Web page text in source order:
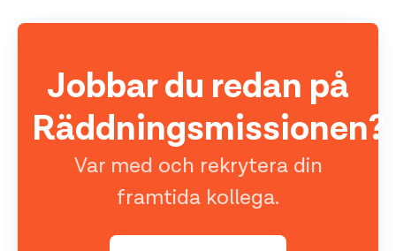
Jobbar du redan på
Räddningsmissionen?
Var med och rekrytera din
framtida kollega.